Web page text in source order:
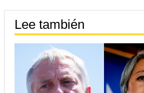
Lee también